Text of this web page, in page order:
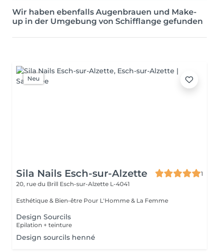
Wir haben ebenfalls Augenbrauen und Make-
up in der Umgebung von Schifflange gefunden
Neu
Sila Nails Esch-sur-Alzette
1
20, rue du Brill Esch-sur-Alzette L-4041
Esthétique & Bien-être Pour L'Homme & La Femme
Design Sourcils
Epilation + teinture
Design sourcils henné